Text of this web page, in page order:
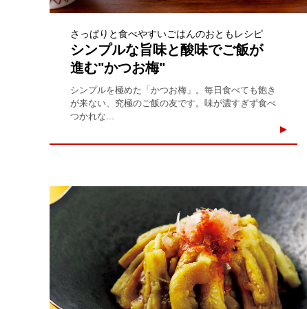
さっぱりと食べやすいごはんのおともレシピ
シンプルな旨味と酸味でご飯が
進む"かつお梅"
シンプルを極めた「かつお梅」。毎日食べても飽き
が来ない、究極のご飯の友です。味が濃すぎず食べ
つかれな...